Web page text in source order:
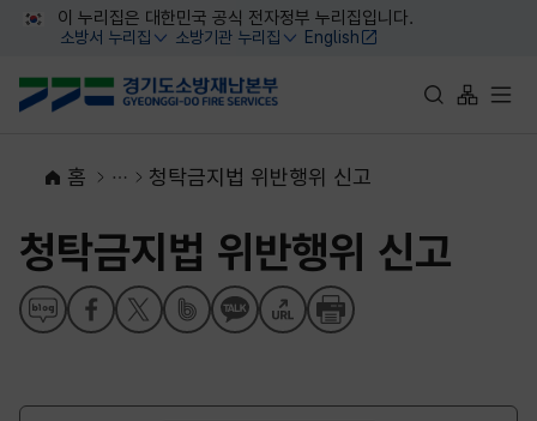
대메뉴 바로가기
본문 바로가기
이 누리집은 대한민국 공식 전자정부 누리집입니다.
소방서 누리집
열기
소방기관 누리집
열기
English
통합검색 바로가
사이트맵
전체
홈 청탁금지법 위반행위 신고
청탁금지법 위반행위 신고